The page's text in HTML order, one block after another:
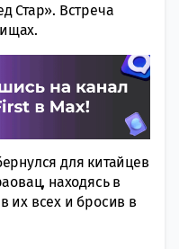
Стар». Встреча
для китайцев
находясь в
их всех и бросив в